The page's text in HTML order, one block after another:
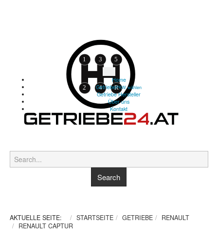
Home
GetriebePKW wählen
Getriebe Hersteller
Über uns
Kontakt
AKTUELLE SEITE: STARTSEITE GETRIEBE
RENAULT
RENAULT CAPTUR